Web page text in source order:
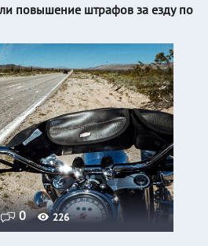
0 226
повышение штрафов за езду по